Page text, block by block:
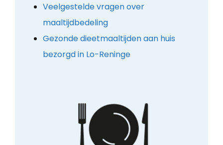
Veelgestelde vragen over
maaltijdbedeling
Gezonde dieetmaaltijden aan huis
bezorgd in Lo-Reninge